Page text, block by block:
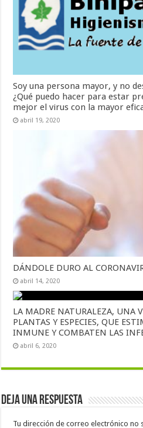
Soy una persona mayor, y no
¿Qué puedo hacer para estar
mejor el virus con la mayor
abril 19, 2020
DÁNDOLE DURO AL
abril 14, 2020
LA MADRE NATURALEZA, UNA
PLANTAS Y ESPECIES, QUE
INMUNE Y COMBATEN LAS
abril 6, 2020
Deja una respuesta
Tu dirección de correo electrónico no